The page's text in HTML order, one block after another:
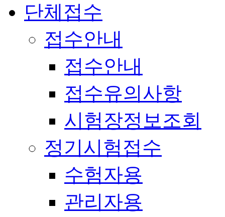
단체접수
접수안내
접수안내
접수유의사항
시험장정보조회
정기시험접수
수험자용
관리자용